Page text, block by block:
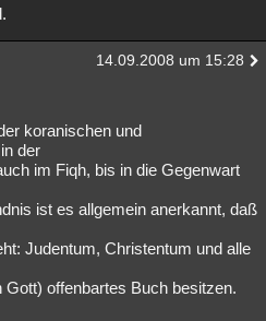
14.09.2008 um 15:28
koranischen und
der
im Fiqh, bis in die Gegenwart
ist es allgemein anerkannt, daß
Judentum, Christentum und alle
offenbartes Buch besitzen.